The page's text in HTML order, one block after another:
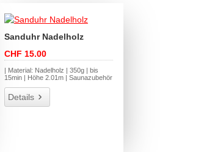
Sanduhr Nadelholz
CHF 15.00
| Material: Nadelholz | 350g | bis
15min | Höhe 2.01m | Saunazubehör
Details